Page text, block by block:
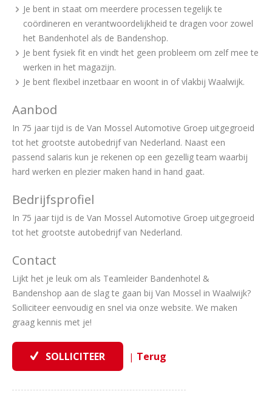
Je bent in staat om meerdere processen tegelijk te
coördineren en verantwoordelijkheid te dragen voor zowel
het Bandenhotel als de Bandenshop.
Je bent fysiek fit en vindt het geen probleem om zelf mee te
werken in het magazijn.
Je bent flexibel inzetbaar en woont in of vlakbij Waalwijk.
Aanbod
In 75 jaar tijd is de Van Mossel Automotive Groep uitgegroeid
tot het grootste autobedrijf van Nederland. Naast een
passend salaris kun je rekenen op een gezellig team waarbij
hard werken en plezier maken hand in hand gaat.
Bedrijfsprofiel
In 75 jaar tijd is de Van Mossel Automotive Groep uitgegroeid
tot het grootste autobedrijf van Nederland.
Contact
Lijkt het je leuk om als Teamleider Bandenhotel &
Bandenshop aan de slag te gaan bij Van Mossel in Waalwijk?
Solliciteer eenvoudig en snel via onze website. We maken
graag kennis met je!
|